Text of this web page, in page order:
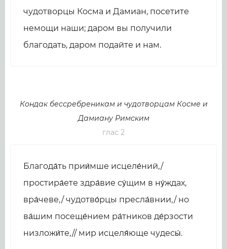
чудотворцы Косма и Дамиан, посетите
немощи наши; даром вы получили
благодать, даром подайте и нам.
Кондак бессребреникам и чудотворцам Косме и
Дамиану Римским
глас 2
Благода́ть прии́мше исцеле́ний,/
простира́ете здра́вие су́щим в ну́ждах,
вра́чеве,/ чудотво́рцы пресла́внии,/ но
ва́шим посеще́нием ра́тников де́рзости
низложи́те,// мир исцеля́юще чудесы́.